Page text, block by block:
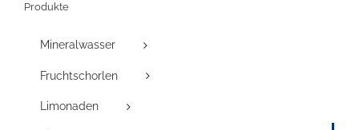
Produkte
Mineralwasser
Fruchtschorlen
Limonaden